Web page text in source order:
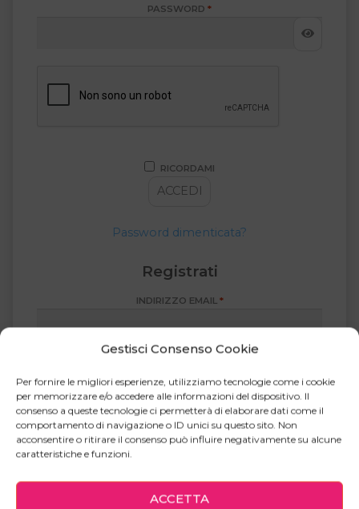
Gestisci Consenso Cookie
Per fornire le migliori esperienze, utilizziamo tecnologie come i cookie
per memorizzare e/o accedere alle informazioni del dispositivo. Il
consenso a queste tecnologie ci permetterà di elaborare dati come il
comportamento di navigazione o ID unici su questo sito. Non
acconsentire o ritirare il consenso può influire negativamente su alcune
caratteristiche e funzioni.
ACCETTA
PASSWORD *RICHIESTO
RICORDAMI
ACCEDI
Password dimenticata?
Registrati
INDIRIZZO EMAIL *RICHIESTO
inviato al tuo indirizzo email.